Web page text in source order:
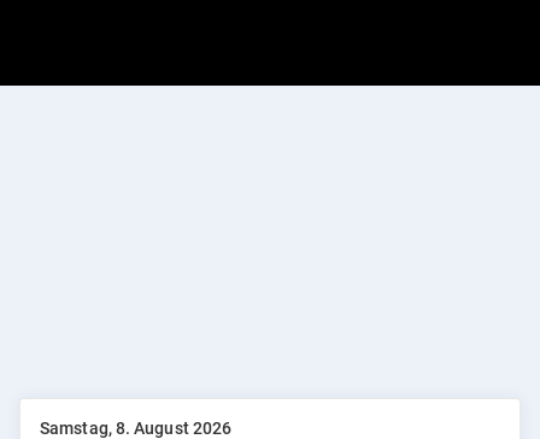
Samstag, 8. August 2026